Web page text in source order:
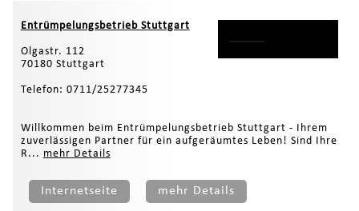
Entrümpelungsbetrieb Stuttgart
Olgastr. 112
70180 Stuttgart
Telefon: 0711/25277345
Willkommen beim Entrümpelungsbetrieb Stuttgart - Ihrem
zuverlässigen Partner für ein aufgeräumtes Leben! Sind Ihre
R... mehr Details
Internetseite mehr Details